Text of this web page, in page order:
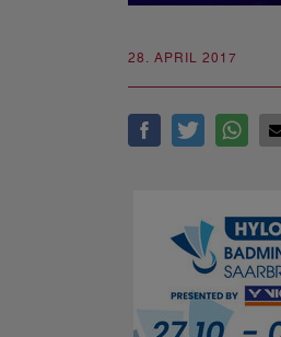
28. APRIL 2017